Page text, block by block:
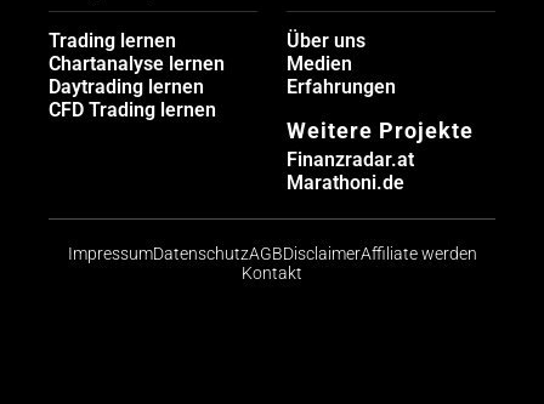
Trading lernen
Chartanalyse lernen
Daytrading lernen
CFD Trading lernen
Über uns
Medien
Erfahrungen
Weitere Projekte
Finanzradar.at
Marathoni.de
ImpressumDatenschutzAGBDisclaimerAffiliate werden
Kontakt